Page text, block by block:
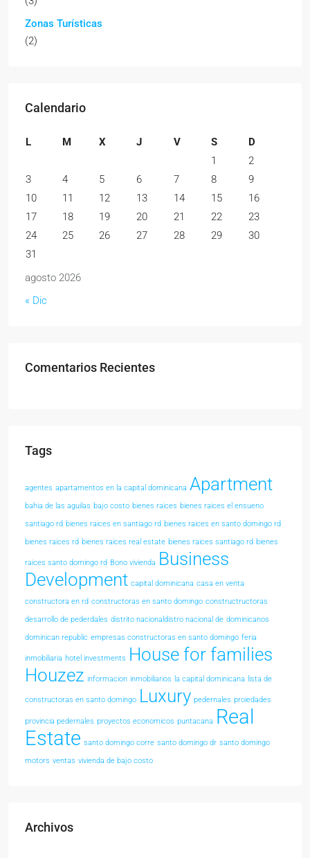
Zonas Turísticas
(2)
Calendario
agosto 2026
L M X J V S
D
1
2
3
4 5 6 7 8
9
10
11 12 13 14 15
16
17
18 19 20 21 22
23
24
25 26 27 28 29
30
31
« Dic
Comentarios Recientes
Tags
agentes apartamentos en la capital dominicana Apartment
bahia de las aguilas bajo costo bienes raices bienes raices el ensueno
santiago rd bienes raices en santiago rd bienes raices en santo domingo rd
bienes raices rd bienes raices real estate bienes raices santiago rd bienes
raices santo domingo rd Bono vivienda Business
Development capital dominicana casa en venta
constructora en rd constructoras en santo domingo constructructoras
desarrollo de pederdales distrito nacionaldistro nacional de dominicanos
dominican republic empresas constructoras en santo domingo feria
inmobiliaria hotel investments House for families
Houzez informacion inmobiliarios la capital dominicana lista de
constructoras en santo domingo Luxury pedernales proiedades
provincia pedernales proyectos economicos puntacana Real
Estate santo domingo corre santo domingo dr santo domingo
motors ventas vivienda de bajo costo
Archivos